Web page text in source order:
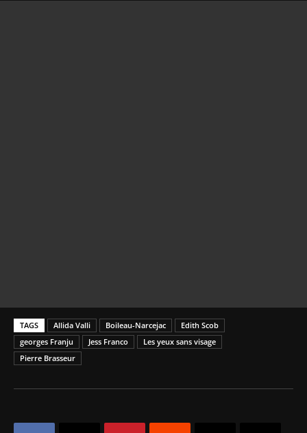
TAGS Allida Valli Boileau-Narcejac
Edith Scob
georges Franju
Jess Franco
Les yeux sans visage
Pierre Brasseur